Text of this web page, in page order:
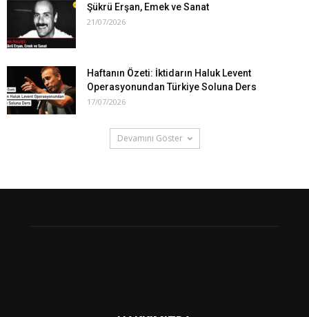
Şükrü Erşan, Emek ve Sanat
21/07/2026
Haftanın Özeti: İktidarın Haluk Levent
Operasyonundan Türkiye Soluna Ders
17/07/2026
Devamını Göster